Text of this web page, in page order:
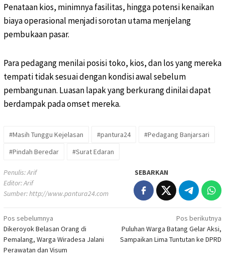
Penataan kios, minimnya fasilitas, hingga potensi kenaikan
biaya operasional menjadi sorotan utama menjelang
pembukaan pasar.
Para pedagang menilai posisi toko, kios, dan los yang mereka
tempati tidak sesuai dengan kondisi awal sebelum
pembangunan. Luasan lapak yang berkurang dinilai dapat
berdampak pada omset mereka.
#Masih Tunggu Kejelasan #pantura24
#Pedagang Banjarsari
#Pindah Beredar
#Surat Edaran
Penulis: Arif
Editor: Arif
Sumber:http://www.pantura24.com
SEBARKAN
Navigasi
pos
Pos sebelumnya
Dikeroyok Belasan Orang di
Pemalang, Warga Wiradesa Jalani
Perawatan dan Visum
Pos berikutnya
Puluhan Warga Batang Gelar Aksi,
Sampaikan Lima Tuntutan ke DPRD